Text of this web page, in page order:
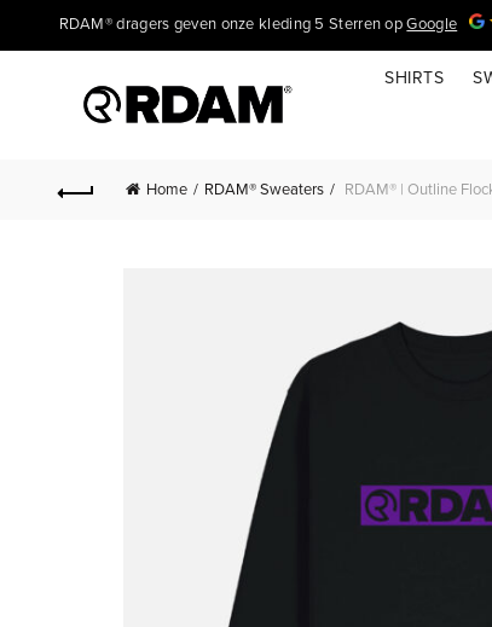
RDAM® dragers geven onze kleding 5 Sterren opGoogle
SHIRTS
Home RDAM® Sweaters RDAM® | Outline